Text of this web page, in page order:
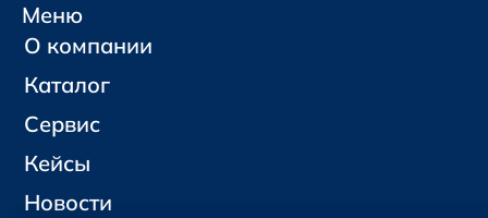
Меню
О компании
Каталог
Сервис
Кейсы
Новости